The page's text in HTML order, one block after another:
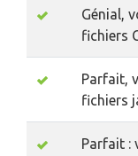
Génial,
fichiers
Parfait,
fichiers
Parfait :